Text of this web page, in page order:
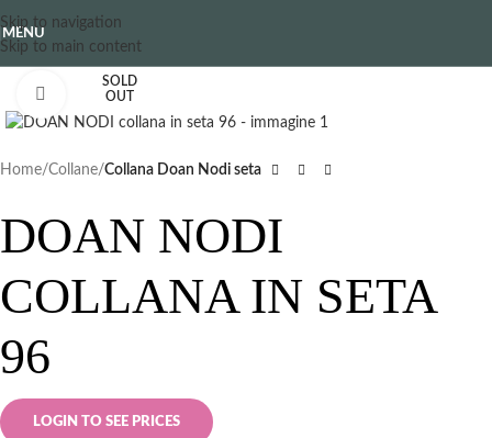
Skip to navigation
Skip to main content
MENU
SOLD
OUT
Clicca per ingrandire
Home Collane Collana Doan Nodi seta
DOAN NODI
COLLANA IN SETA
96
LOGIN TO SEE PRICES